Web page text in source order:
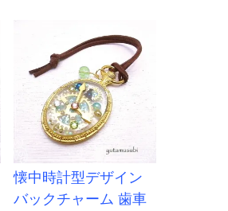
懐中時計型デザイン
バックチャーム 歯車